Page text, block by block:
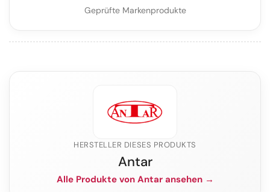
Geprüfte Markenprodukte
HERSTELLER DIESES PRODUKTS
Antar
Alle Produkte von Antar ansehen →